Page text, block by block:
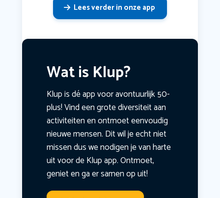
Lees verder in onze app
Wat is Klup?
Klup is dé app voor avontuurlijk 50-
plus! Vind een grote diversiteit aan
activiteiten en ontmoet eenvoudig
nieuwe mensen. Dit wil je echt niet
missen dus we nodigen je van harte
uit voor de Klup app. Ontmoet,
geniet en ga er samen op uit!